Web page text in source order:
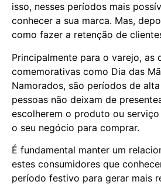
isso, nesses períodos mais
conhecer a sua marca. Mas,
como fazer a retenção de
Principalmente para o varejo, as
comemorativas como Dia das
Namorados, são períodos de
pessoas não deixam de
escolherem o produto ou
o seu negócio para comprar.
É fundamental manter um
estes consumidores que
período festivo para gerar mais